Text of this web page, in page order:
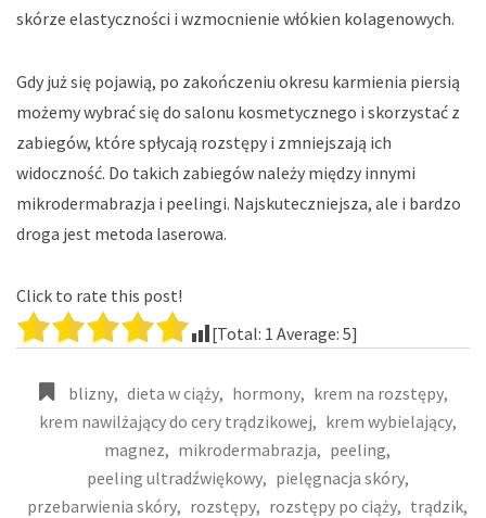
skórze elastyczności i wzmocnienie włókien kolagenowych.
Gdy już się pojawią, po zakończeniu okresu karmienia piersią
możemy wybrać się do salonu kosmetycznego i skorzystać z
zabiegów, które spłycają rozstępy i zmniejszają ich
widoczność. Do takich zabiegów należy między innymi
mikrodermabrazja i peelingi. Najskuteczniejsza, ale i bardzo
droga jest metoda laserowa.
Click to rate this post!
[Total: 1 Average: 5]
blizny, dieta w ciąży, hormony, krem na rozstępy,
krem nawilżający do cery trądzikowej, krem wybielający,
magnez, mikrodermabrazja, peeling,
peeling ultradźwiękowy, pielęgnacja skóry,
przebarwienia skóry, rozstępy, rozstępy po ciąży, trądzik,